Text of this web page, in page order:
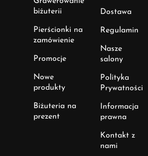
biżuterii
Pierścionki na
zamówienie
Promocje
Nowe
produkty
Biżuteria na
prezent
Dostawa
Regulamin
Nasze
salony
Polityka
Prywatności
Informacja
prawna
Kontakt z
nami